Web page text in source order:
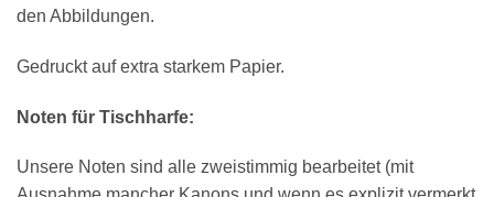
den Abbildungen.
Gedruckt auf extra starkem Papier.
Noten für Tischharfe:
Unsere Noten sind alle zweistimmig bearbeitet (mit